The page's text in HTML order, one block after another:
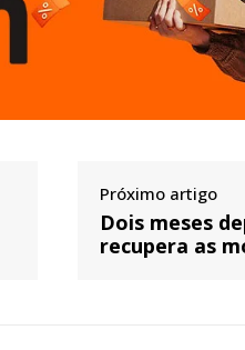
Próximo artigo
Dois meses
recupera as